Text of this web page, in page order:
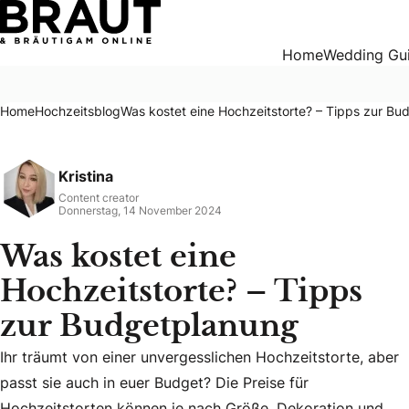
Was kostet eine Hochzeitstorte? – Tipps zur
HomeWedding
HomeHochzeitsblogWas kostet eine Hochzeitstorte? – Tipps zur
Kristina
Content creator
Donnerstag, 14 November 2024
Was kostet eine
Hochzeitstorte? – Tipps
zur Budgetplanung
Ihr träumt von einer unvergesslichen Hochzeitstorte,
Ihr träumt von einer unvergesslichen Hochzeitstorte, aber
passt sie auch in euer Budget? Die Preise für